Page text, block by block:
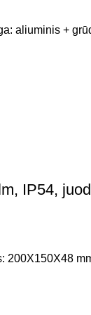
aliuminis +
IP54,
200X150X48